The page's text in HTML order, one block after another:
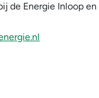
de Energie Inloop